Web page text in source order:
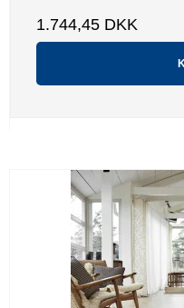
1.744,45 DKK